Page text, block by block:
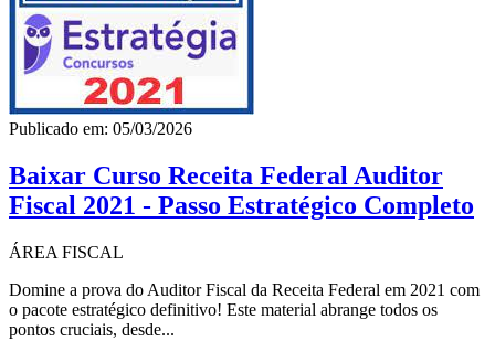
Publicado em: 05/03/2026
Baixar Curso Receita Federal Auditor
Fiscal 2021 - Passo Estratégico Completo
ÁREA FISCAL
Domine a prova do Auditor Fiscal da Receita Federal em 2021 com
o pacote estratégico definitivo! Este material abrange todos os
pontos cruciais, desde...